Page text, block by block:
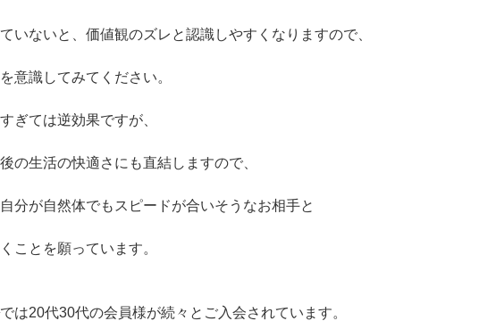
いないと、価値観のズレと認識しやすくなりますので、
意識してみてください。
ぎては逆効果ですが、
の生活の快適さにも直結しますので、
分が自然体でもスピードが合いそうなお相手と
ことを願っています。
では20代30代の会員様が続々とご入会されています。